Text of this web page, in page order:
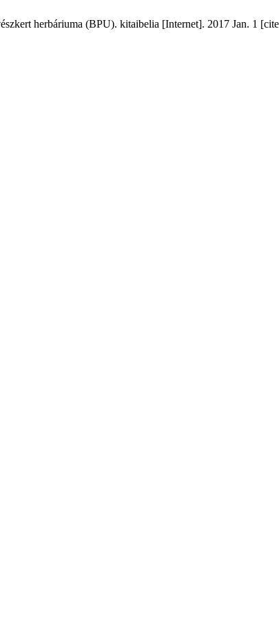
herbáriuma (BPU). kitaibelia [Internet]. 2017 Jan. 1